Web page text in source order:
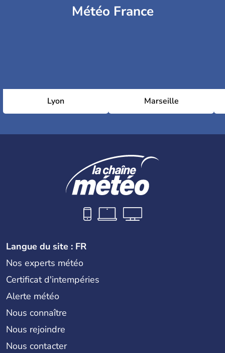
Météo France
Lyon Marseille
Langue du site : FR
Nos experts météo
Certificat d'intempéries
Alerte météo
Nous connaître
Nous rejoindre
Nous contacter